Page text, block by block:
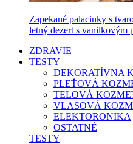
Zapekané palacinky s
letný dezert s vanilkovým
ZDRAVIE
TESTY
DEKORATÍVNA
PLEŤOVÁ
TELOVÁ
VLASOVÁ
ELEKTORONIKA
OSTATNÉ
TESTY